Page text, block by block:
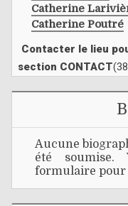
Catherine
Catherine Poutré
Contacter le lieu
section CONTACT
Aucune
été soumise.
formulaire pour